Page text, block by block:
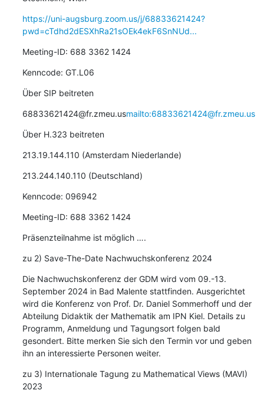
https://uni-augsburg.zoom.us/j/68833621424?
pwd=cTdhd2dESXhRa21sOEk4ekF6SnNUd...
Meeting-ID: 688 3362 1424
Kenncode: GT.L06
Über SIP beitreten
68833621424@fr.zmeu.usmailto:68833621424@fr.zmeu.us
Über H.323 beitreten
213.19.144.110 (Amsterdam Niederlande)
213.244.140.110 (Deutschland)
Kenncode: 096942
Meeting-ID: 688 3362 1424
Präsenzteilnahme ist möglich ….
zu 2) Save-The-Date Nachwuchskonferenz 2024
Die Nachwuchskonferenz der GDM wird vom 09.-13.
September 2024 in Bad Malente stattfinden. Ausgerichtet
wird die Konferenz von Prof. Dr. Daniel Sommerhoff und der
Abteilung Didaktik der Mathematik am IPN Kiel. Details zu
Programm, Anmeldung und Tagungsort folgen bald
gesondert. Bitte merken Sie sich den Termin vor und geben
ihn an interessierte Personen weiter.
zu 3) Internationale Tagung zu Mathematical Views (MAVI)
2023